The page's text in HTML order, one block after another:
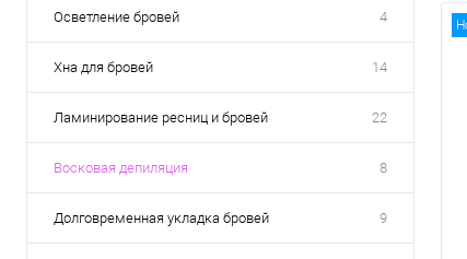
Осветление бровей 4
Хна для бровей 14
Ламинирование ресниц и бровей 22
Восковая депиляция 8
Долговременная укладка бровей 9